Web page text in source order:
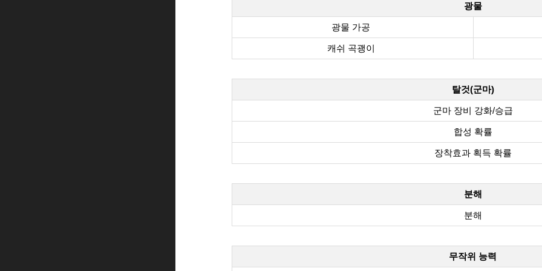
광물
광물 가공
캐쉬 곡괭이
탈것(군마)
군마 장비 강화/승급
합성 확률
장착효과 획득 확률
분해
분해
무작위 능력